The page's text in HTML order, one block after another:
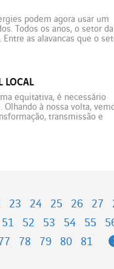
podem agora usar um
Todos os anos, o setor da
as alavancas que o
LOCAL
equitativa, é necessário
à nossa volta,
transmissão e
23 24 25 26 27
51 52 53 54 55
77 78 79 80 81